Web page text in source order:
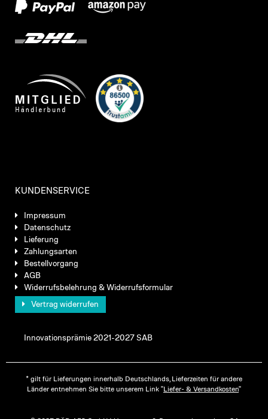
KUNDENSERVICE
Impressum
Datenschutz
Lieferung
Zahlungsarten
Bestellvorgang
AGB
Widerrufsbelehrung & Widerrufsformular
Vertrag widerrufen
Innovationsprämie 2021-2027 SAB
* gilt für Lieferungen innerhalb Deutschlands, Lieferzeiten für andere
Länder entnehmen Sie bitte unserem Link "Liefer- & Versandkosten"